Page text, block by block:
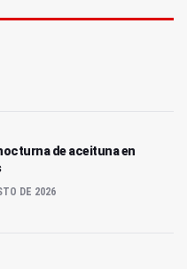
de aceituna en
DE 2026